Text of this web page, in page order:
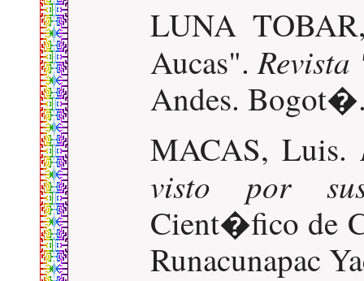
LUNA
Aucas".
Andes.
MACAS, Luis.
visto por
Cient�fico de
Runacunapac